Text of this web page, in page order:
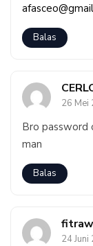
Balas
26 Mei
Bro password
man
Balas
24